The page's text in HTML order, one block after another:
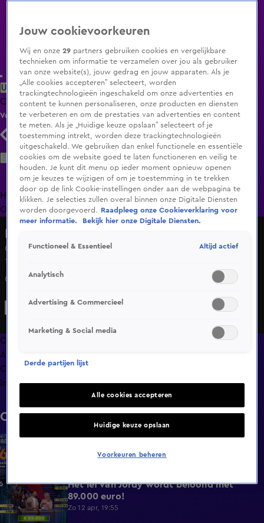
Uitzending Gemist Populaire programma's Zenders Genres
ClipsFilmsRadioSmart TV inlogShop
Volg KIJK
Zoeken
HomeUitzending Gemist Programma's De Bondgenoten
OranjezomerLivestreamsShop
Ook de 400.000 euro is eruit
14 apr 2024, 21:12
Ook de 400.000 euro is eruit
Overzicht
Afleveringen
Clips
Info
Clips
0:27
Linda de Mol terug met Postcode Loterij
Miljoenenjacht!
1:12
Het lef van Jordy wordt beloond met
89.000 euro!
Zo 12 apr, 19:55
Jouw cookievoorkeuren
Wij en onze29 partners gebruiken cookies en vergelijkbare
technieken om informatie te verzamelen over jou als gebruiker
van onze website(s), jouw gedrag en jouw apparaten. Als je
„Alle cookies accepteren” selecteert, worden
trackingtechnologieën ingeschakeld om onze advertenties en
content te kunnen personaliseren, onze producten en diensten
te verbeteren en om de prestaties van advertenties en content
te meten. Als je „Huidige keuze opslaan” selecteert of je
toestemming intrekt, worden deze trackingtechnologieën
uitgeschakeld. We gebruiken dan enkel functionele en essentiële
cookies om de website goed te laten functioneren en veilig te
houden. Je kunt dit menu op ieder moment opnieuw openen
om je keuzes te wijzigen of om je toestemming in te trekken
door op de link Cookie-instellingen onder aan de webpagina te
klikken. Je selecties zullen overal binnen onze Digitale Diensten
worden doorgevoerd.
Raadpleeg onze Cookieverklaring voor
meer informatie.
Bekijk hier onze Digitale Diensten.
Functioneel & Essentieel Altijd actief
Analytisch
Advertising & Commercieel
Marketing & Social media
Derde partijen lijst
Alle cookies accepteren
Huidige keuze opslaan
Voorkeuren beheren